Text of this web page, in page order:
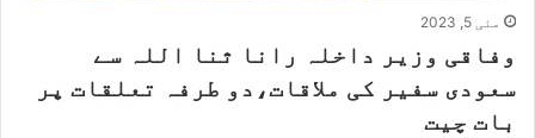
مئی 5, 2023
وفاقی وزیر داخلہ رانا ثنا اللہ سے
سعودی سفیر کی ملاقات،دو طرفہ تعلقات پر
بات چیت